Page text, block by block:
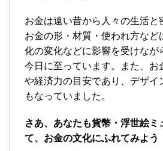
お金は遠い昔から人々の生活と
お金の形・材質・使われ方など
化の変化などに影響を受けなが
今日に至っています。また、お
や経済力の目安であり、デザイ
もなっていました。
さあ、あなたも貨幣・浮世絵ミ
て、お金の文化にふれてみよう